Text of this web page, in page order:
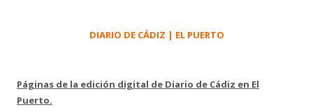
DIARIO DE CÁDIZ | EL PUERTO
Páginas de la edición digital de Diario de Cádiz en El
Puerto.